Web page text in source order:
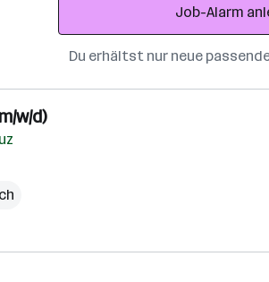
Job-Alarm
Du erhältst nur neue
w/d)